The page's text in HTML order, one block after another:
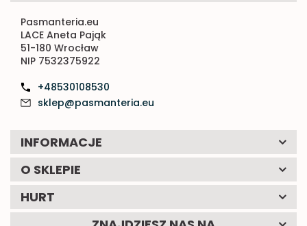
Pasmanteria.eu
LACE Aneta Pająk
51-180 Wrocław
NIP 7532375922
+48530108530
sklep@pasmanteria.eu
INFORMACJE
O SKLEPIE
HURT